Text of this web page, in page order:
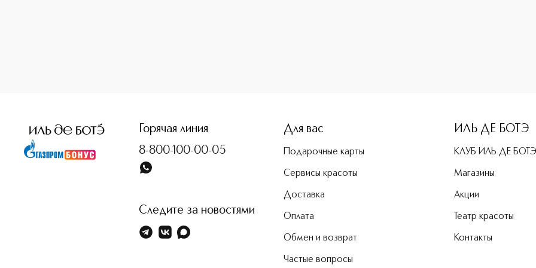
Горячая линия
8-800-100-00-05
Следите за новостями
Для вас
Подарочные карты
Сервисы красоты
Доставка
Оплата
Обмен и возврат
Частые вопросы
ИЛЬ ДЕ БОТЭ
КЛУБ ИЛЬ ДЕ БОТЭ
Магазины
Акции
Театр красоты
Контакты